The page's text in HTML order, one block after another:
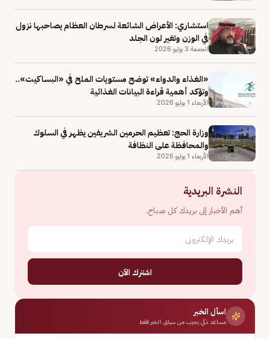
استشاري: الأعراض الشائعة لسرطان العظام يصاحبها نزول
في الوزن وتغير لون الجلد
الجمعة 3 يوليو 2026
«الغذاء والدواء» توضح مستويات الملح في «البساكيت»..
وتؤكد أهمية قراءة البيانات الغذائية
الأربعاء 1 يوليو 2026
وزارة الحج: تعظيم الحرمين الشريفين يظهر في السلوك
والمحافظة على النظافة
الأربعاء 1 يوليو 2026
النشرة البريدية
أهم الأخبار إلى بريدك كل صباح.
اشترك الآن
اسأل الخبر
مساعد ذكي يجيب من سياق الخبر فقط